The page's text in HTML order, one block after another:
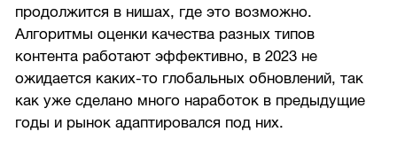
продолжится в нишах, где это возможно.
Алгоритмы оценки качества разных типов
контента работают эффективно, в 2023 не
ожидается каких-то глобальных обновлений, так
как уже сделано много наработок в предыдущие
годы и рынок адаптировался под них.